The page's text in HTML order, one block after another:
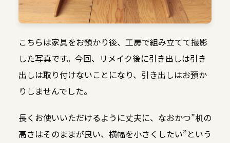
こちらは家具をお預かり後、工房で組み立てて撮影
した写真です。今回、リメイク後に引き出しは引き
出しは取り付けないことになり、引き出しはお預か
りしませんでした。
長くお使いいただけるように丈夫に、なおかつ”机の
高さはそのままが良い、横幅を小さくしたい”という